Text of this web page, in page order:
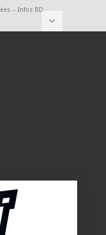
– Infos BD,